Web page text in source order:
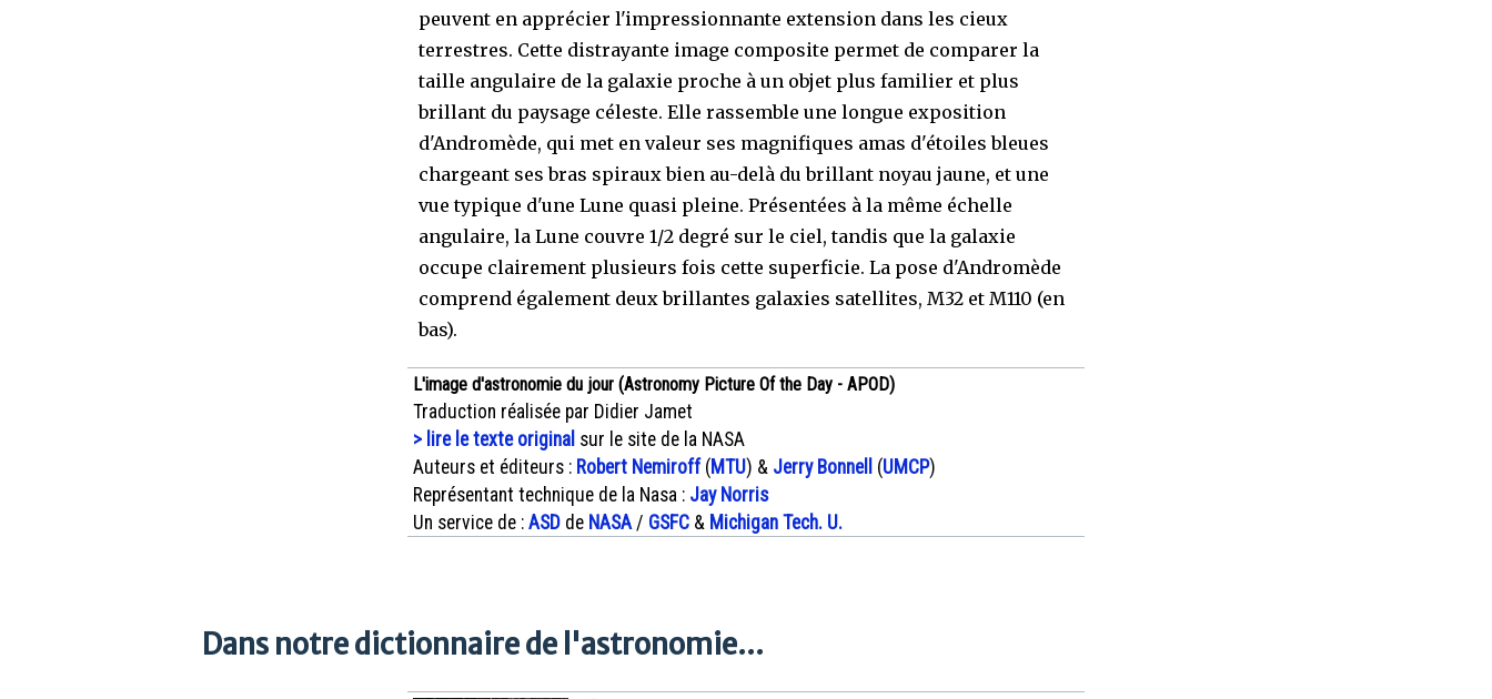
peuvent en apprécier l'impressionnante extension dans les cieux
terrestres. Cette distrayante image composite permet de comparer la
taille angulaire de la galaxie proche à un objet plus familier et plus
brillant du paysage céleste. Elle rassemble une longue exposition
d'Andromède, qui met en valeur ses magnifiques amas d'étoiles bleues
chargeant ses bras spiraux bien au-delà du brillant noyau jaune, et une
vue typique d'une Lune quasi pleine. Présentées à la même échelle
angulaire, la Lune couvre 1/2 degré sur le ciel, tandis que la galaxie
occupe clairement plusieurs fois cette superficie. La pose d'Andromède
comprend également deux brillantes galaxies satellites, M32 et M110 (en
bas).
L'image d'astronomie du jour (Astronomy Picture Of the Day - APOD)
Traduction réalisée par Didier Jamet
> lire le texte original sur le site de la NASA
Auteurs et éditeurs : Robert Nemiroff(MTU) & Jerry Bonnell (UMCP)
Représentant technique de la Nasa : Jay Norris
Un service de : ASD de NASA / GSFC & Michigan Tech. U.
Dans notre dictionnaire de l'astronomie...